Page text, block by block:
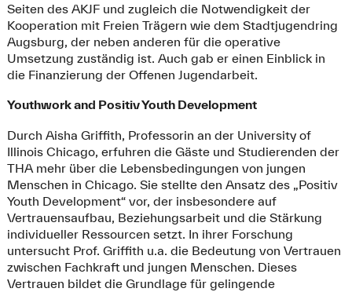
Seiten des AKJF und zugleich die Notwendigkeit der
Kooperation mit Freien Trägern wie dem Stadtjugendring
Augsburg, der neben anderen für die operative
Umsetzung zuständig ist. Auch gab er einen Einblick in
die Finanzierung der Offenen Jugendarbeit.
Youthwork and Positiv Youth Development
Durch Aisha Griffith, Professorin an der University of
Illinois Chicago, erfuhren die Gäste und Studierenden der
THA mehr über die Lebensbedingungen von jungen
Menschen in Chicago. Sie stellte den Ansatz des „Positiv
Youth Development“ vor, der insbesondere auf
Vertrauensaufbau, Beziehungsarbeit und die Stärkung
individueller Ressourcen setzt. In ihrer Forschung
untersucht Prof. Griffith u.a. die Bedeutung von Vertrauen
zwischen Fachkraft und jungen Menschen. Dieses
Vertrauen bildet die Grundlage für gelingende